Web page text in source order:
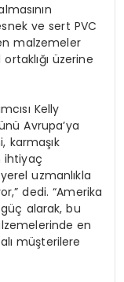
ve sert PVC
malzemeler
üzerine
Kelly
Avrupa’ya
karmaşık
ihtiyaç
uzmanlıkla
dedi. “Amerika
güç alarak, bu
en
müşterilere